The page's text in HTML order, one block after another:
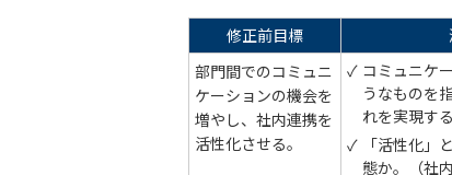
修正前目標
部門間でのコミュニ
ケーションの機会を
増やし、社内連携を
活性化させる。
コミュニケ
うなものを
れを実現する
「活性化」
態か。（社